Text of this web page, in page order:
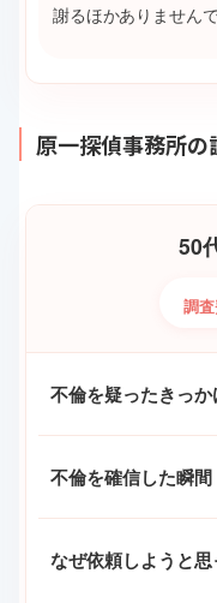
謝るほかありませんで
原一探偵事務所
50
調
不倫を疑ったきっか
不倫を確信した瞬間
なぜ依頼しようと思